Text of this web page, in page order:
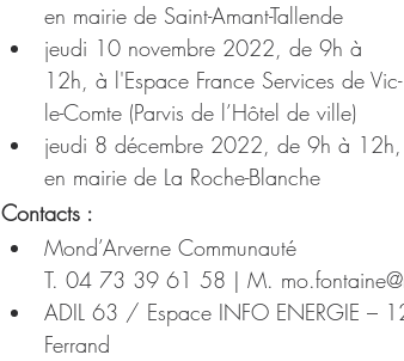
en mairie de Saint-Amant-Tallende
jeudi 10 novembre 2022, de 9h à
12h, à l'Espace France Services de Vic-
le-Comte (Parvis de l’Hôtel de ville)
jeudi 8 décembre 2022, de 9h à 12h,
en mairie de La Roche-Blanche
Contacts :
Mond’Arverne Communauté
T. 04 73 39 61 58 | M.
ADIL 63 / Espace INFO ENERGIE –
Ferrand